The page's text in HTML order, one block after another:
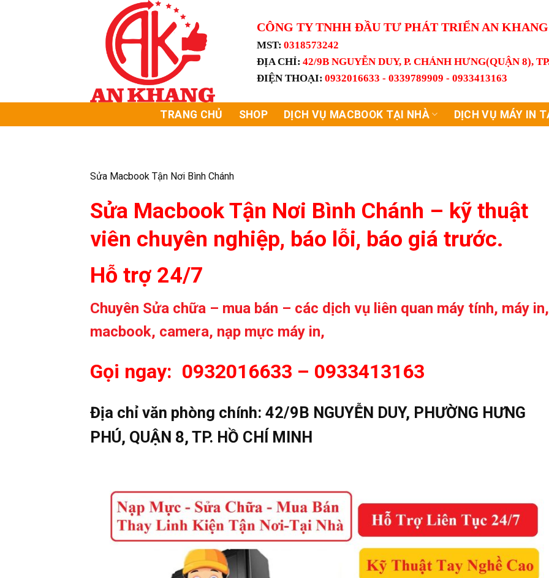
CÔNG TY TNHH ĐẦU TƯ PHÁT TRIỂN AN
MST: 0318573242
ĐỊA CHỈ: 42/9B NGUYỄN DUY, P. CHÁNH HƯNG(QUẬN 8),
ĐIỆN THOẠI: 0932016633 - 0339789909 - 0933413163
TRANG CHỦ SHOP DỊCH VỤ MACBOOK TẠI NHÀ DỊCH VỤ MÁY IN
Sửa Macbook Tận Nơi Bình Chánh
Sửa Macbook Tận Nơi Bình Chánh – kỹ thuật
viên chuyên nghiệp, báo lỗi, báo giá trước.
Hỗ trợ 24/7
Chuyên Sửa chữa – mua bán – các dịch vụ liên quan máy tính, máy in,
macbook, camera, nạp mực máy in,
Gọi ngay: 0932016633 – 0933413163
Địa chỉ văn phòng chính: 42/9B NGUYỄN DUY, PHƯỜNG HƯNG
PHÚ, QUẬN 8, TP. HỒ CHÍ MINH